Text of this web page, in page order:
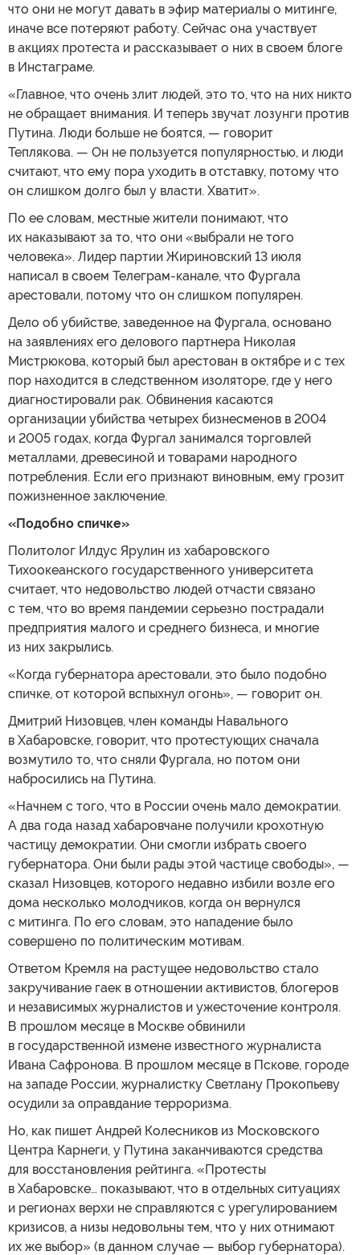
что они не могут давать в эфир материалы о митинге,
иначе все потеряют работу. Сейчас она участвует
в акциях протеста и рассказывает о них в своем блоге
в Инстаграме.
«Главное, что очень злит людей, это то, что на них никто
не обращает внимания. И теперь звучат лозунги против
Путина. Люди больше не боятся, — говорит
Теплякова. — Он не пользуется популярностью, и люди
считают, что ему пора уходить в отставку, потому что
он слишком долго был у власти. Хватит».
По ее словам, местные жители понимают, что
их наказывают за то, что они «выбрали не того
человека». Лидер партии Жириновский 13 июля
написал в своем Телеграм-канале, что Фургала
арестовали, потому что он слишком популярен.
Дело об убийстве, заведенное на Фургала, основано
на заявлениях его делового партнера Николая
Мистрюкова, который был арестован в октябре и с тех
пор находится в следственном изоляторе, где у него
диагностировали рак. Обвинения касаются
организации убийства четырех бизнесменов в 2004
и 2005 годах, когда Фургал занимался торговлей
металлами, древесиной и товарами народного
потребления. Если его признают виновным, ему грозит
пожизненное заключение.
«Подобно спичке»
Политолог Илдус Ярулин из хабаровского
Тихоокеанского государственного университета
считает, что недовольство людей отчасти связано
с тем, что во время пандемии серьезно пострадали
предприятия малого и среднего бизнеса, и многие
из них закрылись.
«Когда губернатора арестовали, это было подобно
спичке, от которой вспыхнул огонь», — говорит он.
Дмитрий Низовцев, член команды Навального
в Хабаровске, говорит, что протестующих сначала
возмутило то, что сняли Фургала, но потом они
набросились на Путина.
«Начнем с того, что в России очень мало демократии.
А два года назад хабаровчане получили крохотную
частицу демократии. Они смогли избрать своего
губернатора. Они были рады этой частице свободы», —
сказал Низовцев, которого недавно избили возле его
дома несколько молодчиков, когда он вернулся
с митинга. По его словам, это нападение было
совершено по политическим мотивам.
Ответом Кремля на растущее недовольство стало
закручивание гаек в отношении активистов, блогеров
и независимых журналистов и ужесточение контроля.
В прошлом месяце в Москве обвинили
в государственной измене известного журналиста
Ивана Сафронова. В прошлом месяце в Пскове, городе
на западе России, журналистку Светлану Прокопьеву
осудили за оправдание терроризма.
Но, как пишет Андрей Колесников из Московского
Центра Карнеги, у Путина заканчиваются средства
для восстановления рейтинга. «Протесты
в Хабаровске… показывают, что в отдельных ситуациях
и регионах верхи не справляются с урегулированием
кризисов, а низы недовольны тем, что у них отнимают
их же выбор» (в данном случае — выбор губернатора).